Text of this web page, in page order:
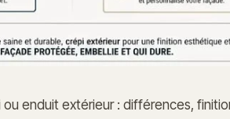
enduit extérieur : différences,